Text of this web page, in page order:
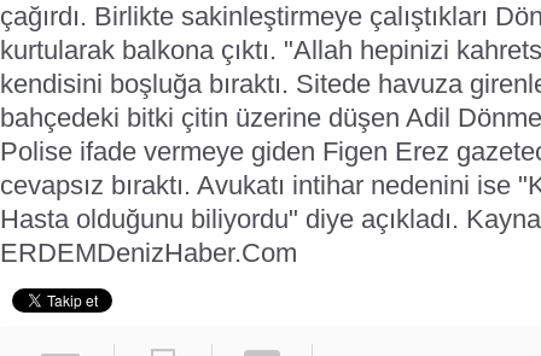
çağırdı. Birlikte sakinleştirmeye çalıştıkları
kurtularak balkona çıktı. "Allah hepinizi
kendisini boşluğa bıraktı. Sitede havuza
bahçedeki bitki çitin üzerine düşen Adil
Polise ifade vermeye giden Figen Erez
cevapsız bıraktı. Avukatı intihar nedenini ise
Hasta olduğunu biliyordu" diye açıkladı.
ERDEMDenizHaber.Com